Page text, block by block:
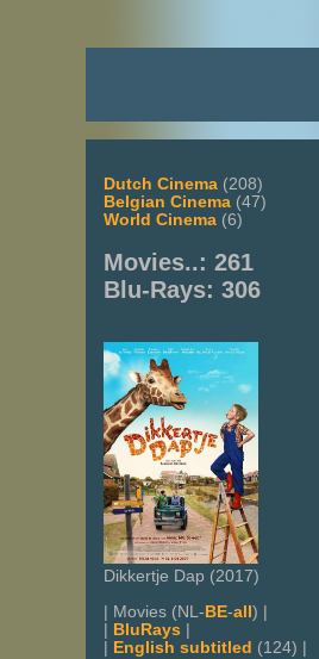
Dutch Cinema (208)
Belgian Cinema (47)
World Cinema (6)
Movies..: 261
Blu-Rays: 306
Dikkertje Dap (2017)
| Movies (NL-BE-all) |
| BluRays |
| English subtitled (124) |